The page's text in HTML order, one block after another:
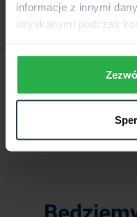
informacje z innymi
uzyskanymi podczas